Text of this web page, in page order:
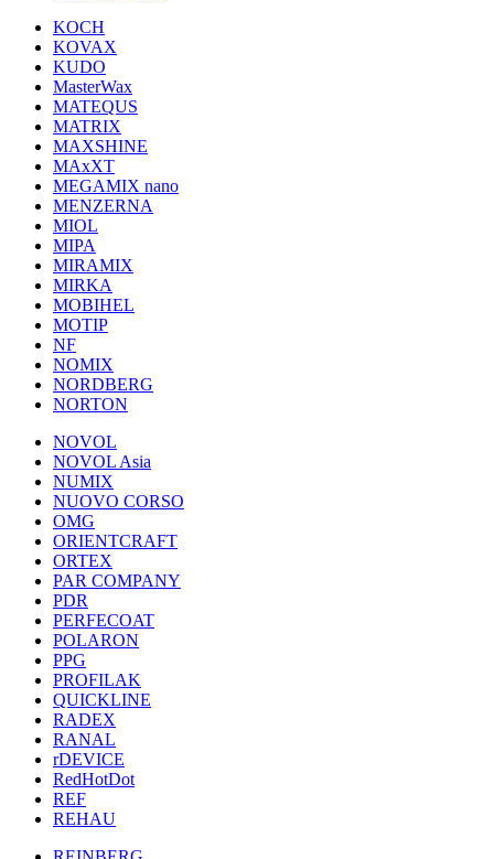
KOCH
KOVAX
KUDO
MasterWax
MATEQUS
MATRIX
MAXSHINE
MAxXT
MEGAMIX nano
MENZERNA
MIOL
MIPA
MIRAMIX
MIRKA
MOBIHEL
MOTIP
NF
NOMIX
NORDBERG
NORTON
NOVOL
NOVOL Asia
NUMIX
NUOVO CORSO
OMG
ORIENTCRAFT
ORTEX
PAR COMPANY
PDR
PERFECOAT
POLARON
PPG
PROFILAK
QUICKLINE
RADEX
RANAL
rDEVICE
RedHotDot
REF
REHAU